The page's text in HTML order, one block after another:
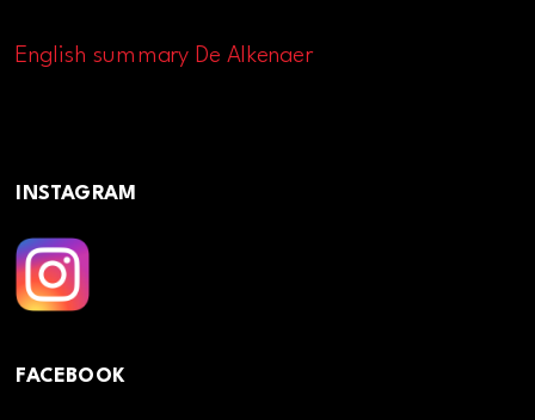
English summary De Alkenaer
INSTAGRAM
FACEBOOK